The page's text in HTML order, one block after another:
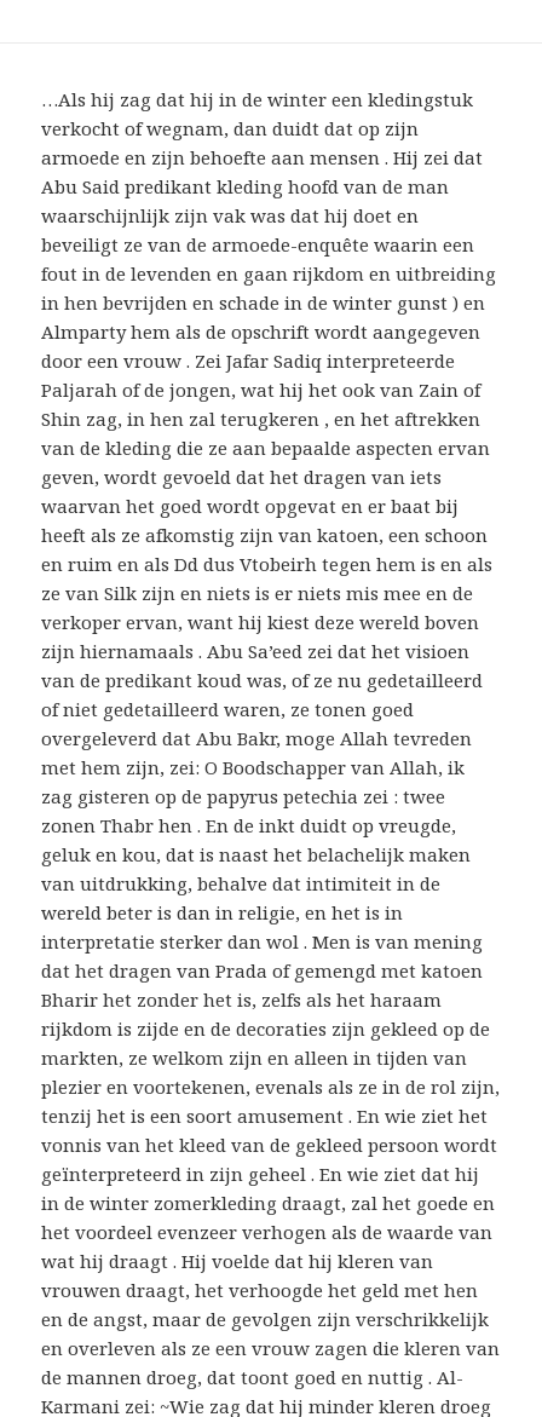
…Als hij zag dat hij in de winter een kledingstuk
verkocht of wegnam, dan duidt dat op zijn
armoede en zijn behoefte aan mensen . Hij zei dat
Abu Said predikant kleding hoofd van de man
waarschijnlijk zijn vak was dat hij doet en
beveiligt ze van de armoede-enquête waarin een
fout in de levenden en gaan rijkdom en uitbreiding
in hen bevrijden en schade in de winter gunst ) en
Almparty hem als de opschrift wordt aangegeven
door een vrouw . Zei Jafar Sadiq interpreteerde
Paljarah of de jongen, wat hij het ook van Zain of
Shin zag, in hen zal terugkeren , en het aftrekken
van de kleding die ze aan bepaalde aspecten ervan
geven, wordt gevoeld dat het dragen van iets
waarvan het goed wordt opgevat en er baat bij
heeft als ze afkomstig zijn van katoen, een schoon
en ruim en als Dd dus Vtobeirh tegen hem is en als
ze van Silk zijn en niets is er niets mis mee en de
verkoper ervan, want hij kiest deze wereld boven
zijn hiernamaals . Abu Sa’eed zei dat het visioen
van de predikant koud was, of ze nu gedetailleerd
of niet gedetailleerd waren, ze tonen goed
overgeleverd dat Abu Bakr, moge Allah tevreden
met hem zijn, zei: O Boodschapper van Allah, ik
zag gisteren op de papyrus petechia zei : twee
zonen Thabr hen . En de inkt duidt op vreugde,
geluk en kou, dat is naast het belachelijk maken
van uitdrukking, behalve dat intimiteit in de
wereld beter is dan in religie, en het is in
interpretatie sterker dan wol . Men is van mening
dat het dragen van Prada of gemengd met katoen
Bharir het zonder het is, zelfs als het haraam
rijkdom is zijde en de decoraties zijn gekleed op de
markten, ze welkom zijn en alleen in tijden van
plezier en voortekenen, evenals als ze in de rol zijn,
tenzij het is een soort amusement . En wie ziet het
vonnis van het kleed van de gekleed persoon wordt
geïnterpreteerd in zijn geheel . En wie ziet dat hij
in de winter zomerkleding draagt, zal het goede en
het voordeel evenzeer verhogen als de waarde van
wat hij draagt . Hij voelde dat hij kleren van
vrouwen draagt, het verhoogde het geld met hen
en de angst, maar de gevolgen zijn verschrikkelijk
en overleven als ze een vrouw zagen die kleren van
de mannen droeg, dat toont goed en nuttig . Al-
Karmani zei: ~Wie zag dat hij minder kleren droeg